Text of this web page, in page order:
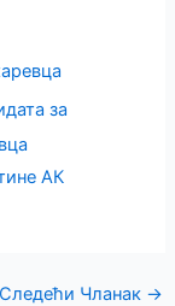
за
АК
Следећи Чланак →